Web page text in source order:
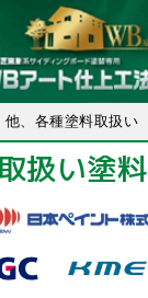
他、各種塗料取扱い
扱い塗料